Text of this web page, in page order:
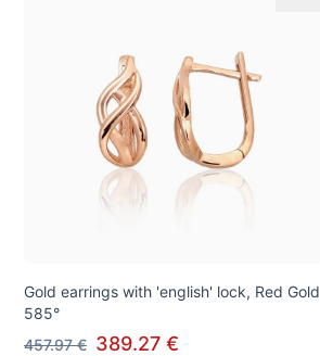
Gold earrings with 'english' lock, Red Gold
585°
457.97 € 389.27 €